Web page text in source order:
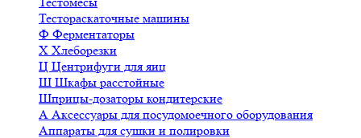
Тестораскаточные машины
Ф Ферментаторы
Х Хлеборезки
Ц Центрифуги для яиц
Ш Шкафы расстойные
Шприцы-дозаторы кондитерские
А Аксессуары для посудомоечного оборудования
Аппараты для сушки и полировки